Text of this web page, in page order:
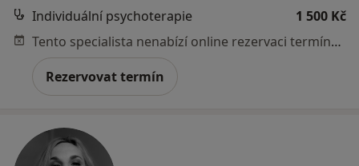
Individuální psychoterapie
1 500 Kč
Tento specialista nenabízí online rezervaci termínu na této adrese.
Rezervovat termín